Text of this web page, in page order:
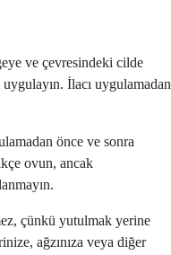
ve çevresindeki cilde
İlacı uygulamadan
önce ve sonra
ovun, ancak
çünkü yutulmak yerine
ağzınıza veya diğer